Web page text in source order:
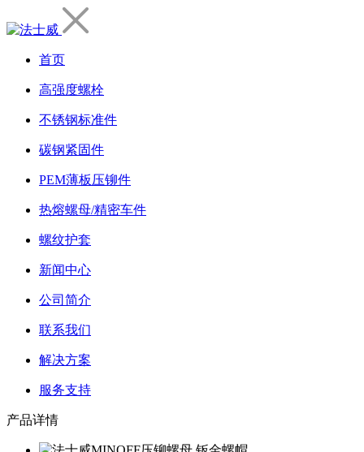
首页
高强度螺栓
不锈钢标准件
碳钢紧固件
PEM薄板压铆件
热熔螺母/精密车件
螺纹护套
新闻中心
公司简介
联系我们
解决方案
服务支持
产品详情